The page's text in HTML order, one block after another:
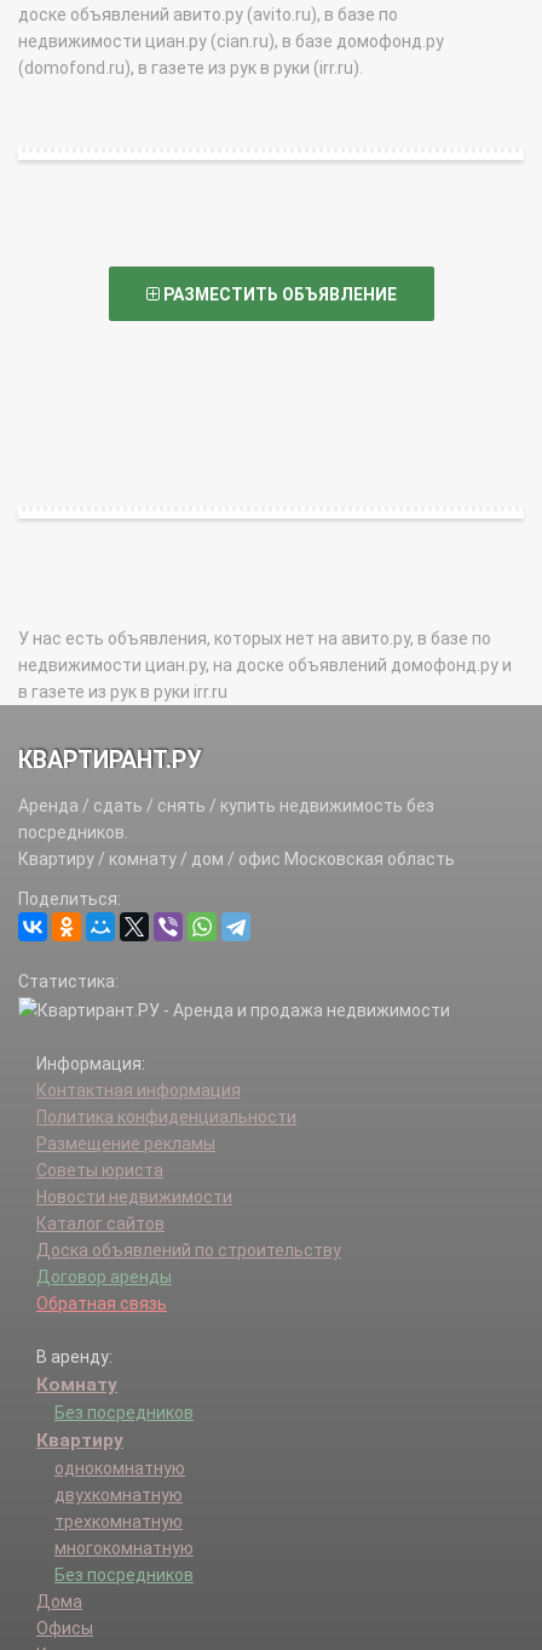
доске объявлений авито.ру (avito.ru), в базе по
недвижимости циан.ру (cian.ru), в базе домофонд.ру
(domofond.ru), в газете из рук в руки (irr.ru).
РАЗМЕСТИТЬ ОБЪЯВЛЕНИЕ
У нас есть объявления, которых нет на авито.ру, в базе по
недвижимости циан.ру, на доске объявлений домофонд.ру и
в газете из рук в руки irr.ru
КВАРТИРАНТ.РУ
Аренда / сдать / снять / купить недвижимость без
посредников.
Квартиру / комнату / дом / офис Московская область
Поделиться:
Статистика:
Информация:
Контактная информация
Политика конфиденциальности
Размещение рекламы
Советы юриста
Новости недвижимости
Каталог сайтов
Доска объявлений по строительству
Договор аренды
Обратная связь
В аренду:
Комнату
Без посредников
Квартиру
однокомнатную
двухкомнатную
трехкомнатную
многокомнатную
Без посредников
Дома
Офисы